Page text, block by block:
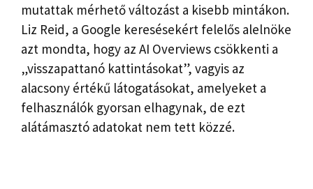
mutattak mérhető változást a kisebb mintákon.
Liz Reid, a Google keresésekért felelős alelnöke
azt mondta, hogy az AI Overviews csökkenti a
„visszapattanó kattintásokat”, vagyis az
alacsony értékű látogatásokat, amelyeket a
felhasználók gyorsan elhagynak, de ezt
alátámasztó adatokat nem tett közzé.